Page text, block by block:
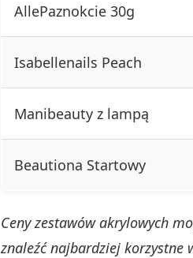
AllePaznokcie 30g
Isabellenails Peach
Manibeauty z lampą
Beautiona Startowy
Ceny zestawów akrylowych
znaleźć najbardziej korzystne